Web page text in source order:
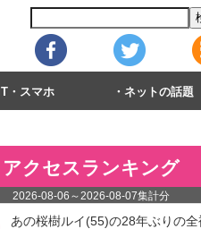
IT・スマホ ネットの話題
アクセスランキング
2026-08-06 ～2026-08-07集計分
あの桜樹ルイ(55)の28年ぶりの全